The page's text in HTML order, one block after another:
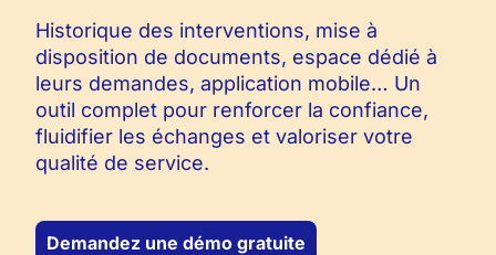
Historique des interventions, mise à
disposition de documents, espace dédié à
leurs demandes, application mobile… Un
outil complet pour renforcer la confiance,
fluidifier les échanges et valoriser votre
qualité de service.
Demandez une démo gratuite